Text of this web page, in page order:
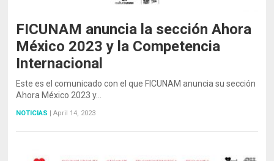
FICUNAM anuncia la sección Ahora
México 2023 y la Competencia
Internacional
Este es el comunicado con el que FICUNAM anuncia su sección
Ahora México 2023 y…
NOTICIAS April 14, 2023